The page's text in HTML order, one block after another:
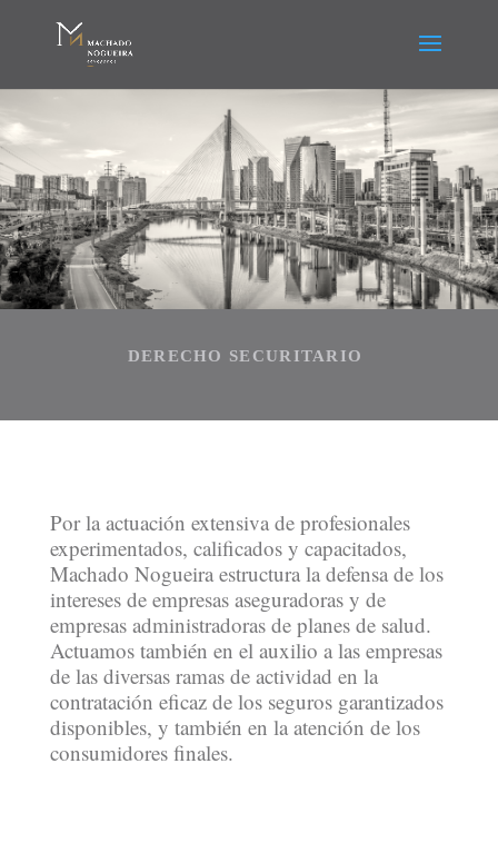
DERECHO SECURITARIO
Por la actuación extensiva de profesionales
experimentados, calificados y capacitados,
Machado Nogueira estructura la defensa de los
intereses de empresas aseguradoras y de
empresas administradoras de planes de salud.
Actuamos también en el auxilio a las empresas
de las diversas ramas de actividad en la
contratación eficaz de los seguros garantizados
disponibles, y también en la atención de los
consumidores finales.